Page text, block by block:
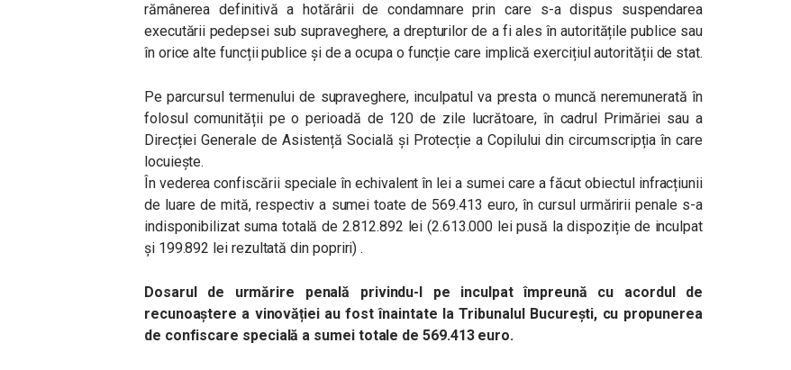
rămânerea definitivă a hotărârii de condamnare prin care s-a dispus suspendarea
executării pedepsei sub supraveghere, a drepturilor de a fi ales în autoritățile publice sau
în orice alte funcții publice și de a ocupa o funcție care implică exercițiul autorității de stat.
Pe parcursul termenului de supraveghere, inculpatul va presta o muncă neremunerată în
folosul comunității pe o perioadă de 120 de zile lucrătoare, în cadrul Primăriei sau a
Direcției Generale de Asistență Socială și Protecție a Copilului din circumscripția în care
locuiește.
În vederea confiscării speciale în echivalent în lei a sumei care a făcut obiectul infracțiunii
de luare de mită, respectiv a sumei toate de 569.413 euro, în cursul urmăririi penale s-a
indisponibilizat suma totală de 2.812.892 lei (2.613.000 lei pusă la dispoziție de inculpat
și 199.892 lei rezultată din popriri) .
Dosarul de urmărire penală privindu-l pe inculpat împreună cu acordul de
recunoaștere a vinovăției au fost înaintate la Tribunalul București, cu propunerea
de confiscare specială a sumei totale de 569.413 euro.